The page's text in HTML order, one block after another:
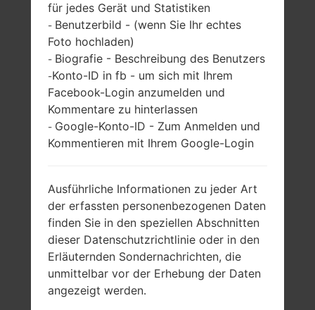
2.6 Zoll (~35.1%
Bildschirm zu
Körper Verhältnis)
240 x 400 Pixel
(~179 Dichte der
Pixel pro Zoll)
110 gramm (3.88
unzen)
Abnehmbar Li-Ion
880 mAh
für jedes Gerät und Statistiken
- Benutzerbild - (wenn Sie Ihr echtes
Foto hochladen)
- Biografie - Beschreibung des Benutzers
-Konto-ID in fb - um sich mit Ihrem
Facebook-Login anzumelden und
Kommentare zu hinterlassen
- Google-Konto-ID - Zum Anmelden und
Kommentieren mit Ihrem Google-Login
Ausführliche Informationen zu jeder Art
der erfassten personenbezogenen Daten
finden Sie in den speziellen Abschnitten
dieser Datenschutzrichtlinie oder in den
Erläuternden Sondernachrichten, die
unmittelbar vor der Erhebung der Daten
angezeigt werden.